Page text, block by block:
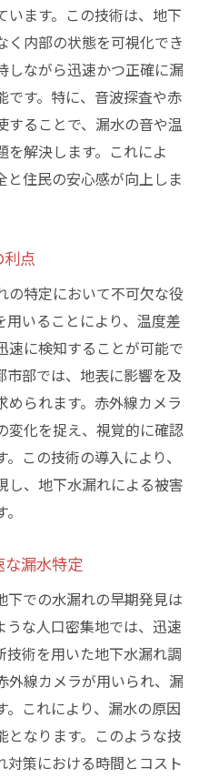
の安全性強化
策
早期対策
協力体制の構築
地下水漏れ調査の常識
優位性
の効果
来展望
検査の実践
下水漏れ特定の革新
水箇所の発見
的特徴と使用法
化に貢献
な活用法
来性
水資源と都市の安全性
可能性
アプローチ
略
の重要性
水資源保護
化の必要性
ます。この技術は、地下
く内部の状態を可視化でき
しながら迅速かつ正確に漏
です。特に、音波探査や赤
ることで、漏水の音や温
を解決します。これによ
と住民の安心感が向上しま
点
の特定において不可欠な役
いることにより、温度差
速に検知することが可能で
市部では、地表に影響を及
られます。赤外線カメラ
変化を捉え、視覚的に確認
この技術の導入により、
し、地下水漏れによる被害
な漏水特定
下での水漏れの早期発見は
うな人口密集地では、迅速
技術を用いた地下水漏れ調
外線カメラが用いられ、漏
これにより、漏水の原因
となります。このような技
策における時間とコスト